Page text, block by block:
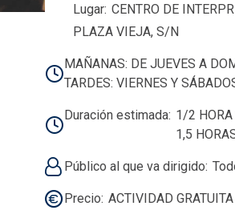
Lugar CENTRO DE
PLAZA VIEJA, S/N
MAÑANAS: DE JUEVES A
TARDES: VIERNES Y
Duración estimada 1/2
1,5
Público al que va dirigido
Precio ACTIVIDAD GRATUITA